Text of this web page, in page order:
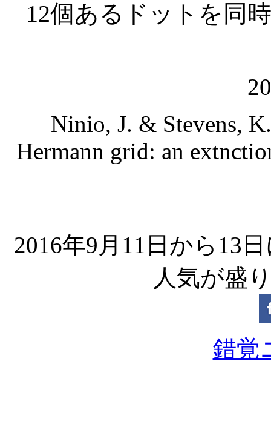
12個あるドットを同
Ninio, J. & Stevens,
Hermann grid: an
2016年9月11日から13
人気が盛
錯覚